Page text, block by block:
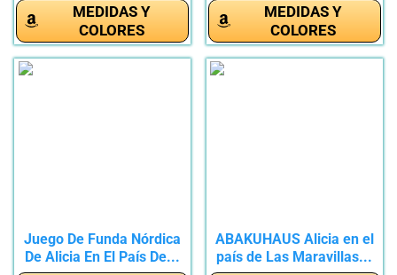
MEDIDAS Y
COLORES
MEDIDAS Y
COLORES
Juego De Funda Nórdica
De Alicia En El País De...
ABAKUHAUS Alicia en el
país de Las Maravillas...